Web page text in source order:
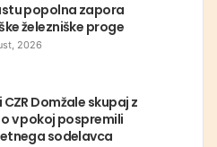
popolna zapora
železniške proge
2026
Domžale skupaj z
v pokoj pospremili
sodelavca